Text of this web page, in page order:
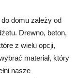
domu zależy od
Drewno, beton,
z wielu opcji,
materiał, który
nasze